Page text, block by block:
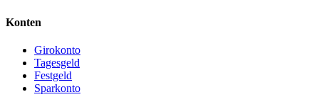
Konten
Girokonto
Tagesgeld
Festgeld
Sparkonto